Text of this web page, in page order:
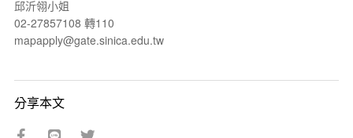
邱沂翎小姐
02-27857108 轉110
mapapply@gate.sinica.edu.tw
分享本文